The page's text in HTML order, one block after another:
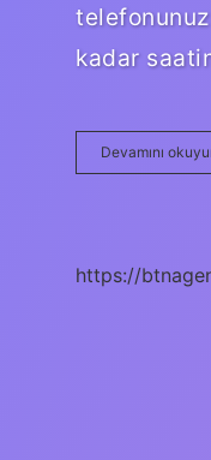
kadar
Devamını
https://